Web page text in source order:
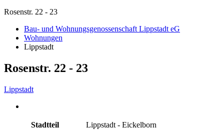
Rosenstr. 22 - 23
Bau- und Wohnungsgenossenschaft Lippstadt eG
Wohnungen
Lippstadt
Rosenstr. 22 - 23
Lippstadt
Stadtteil
Lippstadt - Eickelborn